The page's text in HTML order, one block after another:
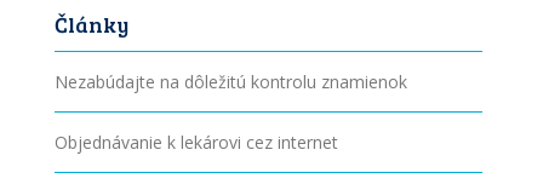
Články
Nezabúdajte na dôležitú kontrolu znamienok
Objednávanie k lekárovi cez internet